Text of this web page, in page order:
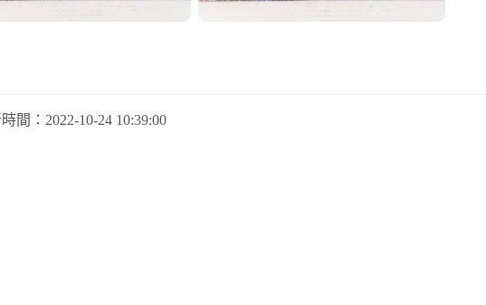
間： 2022-10-24 10:39:00